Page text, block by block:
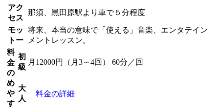
アク
セス
那須、黒田原駅より車で５分程度
モッ
トー
将来、本当の意味で「使える」音楽、エンタテイン
メントレッスン。
料
金
の
め
や
す
初
級
月12000円（月3～4回） 60分／回
大
人
料金の詳細